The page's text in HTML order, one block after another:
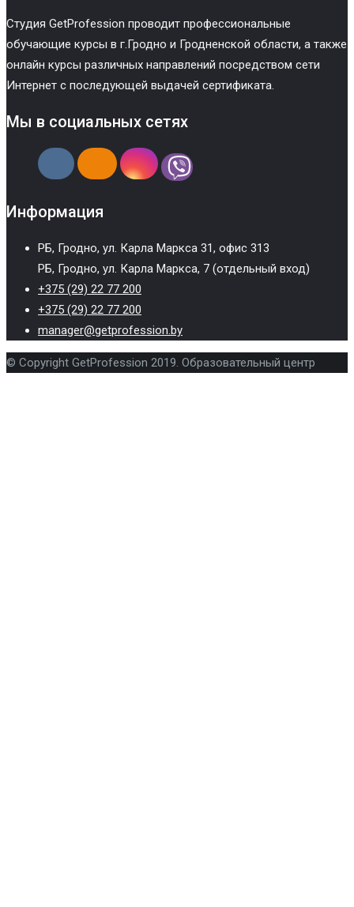
Cтудия GetProfession проводит профессиональные
обучающие курсы в г.Гродно и Гродненской области, а также
онлайн курсы различных направлений посредством сети
Интернет с последующей выдачей сертификата.
Мы в социальных сетях
Информация
РБ, Гродно, ул. Карла Маркса 31, офис 313
РБ, Гродно, ул. Карла Маркса, 7 (отдельный вход)
+375 (29) 22 77 200
+375 (29) 22 77 200
manager@getprofession.by
© Copyright GetProfession 2019. Образовательный центр